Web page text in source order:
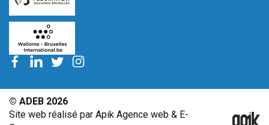
© ADEB 2026
Site web réalisé par Apik Agence web & E-